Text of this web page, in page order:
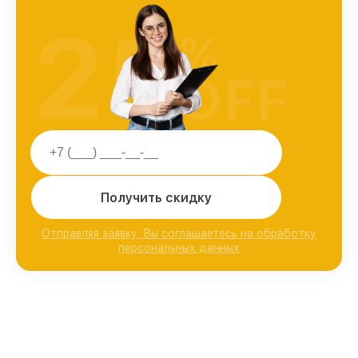
Получить скидку
Отправляя заявку, Вы соглашаетесь на обработку
персональных данных
25%
OFF